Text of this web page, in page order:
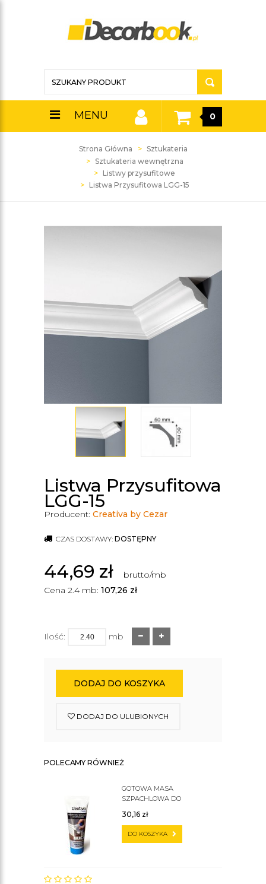
MENU 0
Strona Główna
Sztukateria
Sztukateria wewnętrzna
Listwy przysufitowe
Listwa Przysufitowa LGG-15
Listwa Przysufitowa
LGG-15
Producent: Creativa by Cezar
CZAS DOSTAWY: DOSTĘPNY
44,69 zł
brutto/mb
Cena 2.4 mb: 107,26 zł
Ilość: mb
DODAJ DO KOSZYKA
DODAJ DO ULUBIONYCH
POLECAMY RÓWNIEŻ
GOTOWA MASA
SZPACHLOWA DO
30,16 zł
DO KOSZYKA